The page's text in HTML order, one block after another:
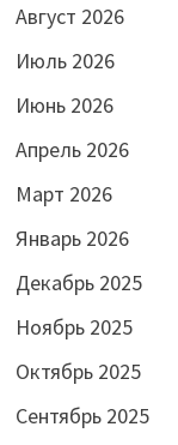
Август 2026
Июль 2026
Июнь 2026
Апрель 2026
Март 2026
Январь 2026
Декабрь 2025
Ноябрь 2025
Октябрь 2025
Сентябрь 2025